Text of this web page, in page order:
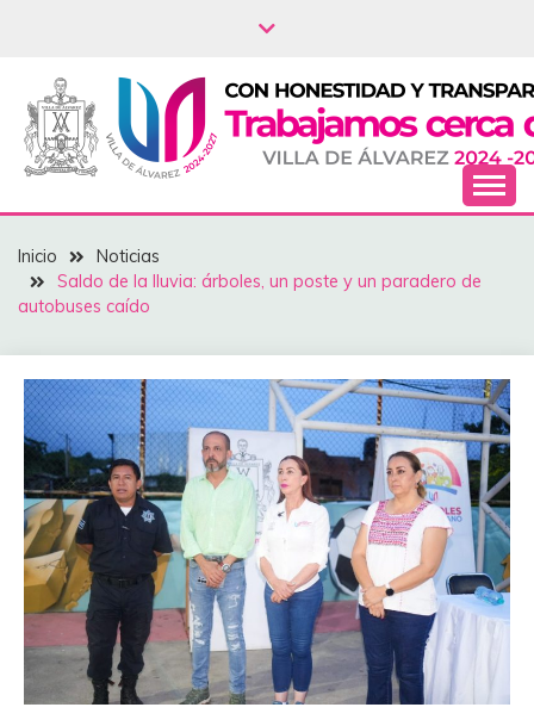
NOTICIAS – VILLA
DEL ÁLVAREZ
Inicio
Noticias
‎Saldo de la lluvia: árboles, un poste y un paradero de
autobuses caído